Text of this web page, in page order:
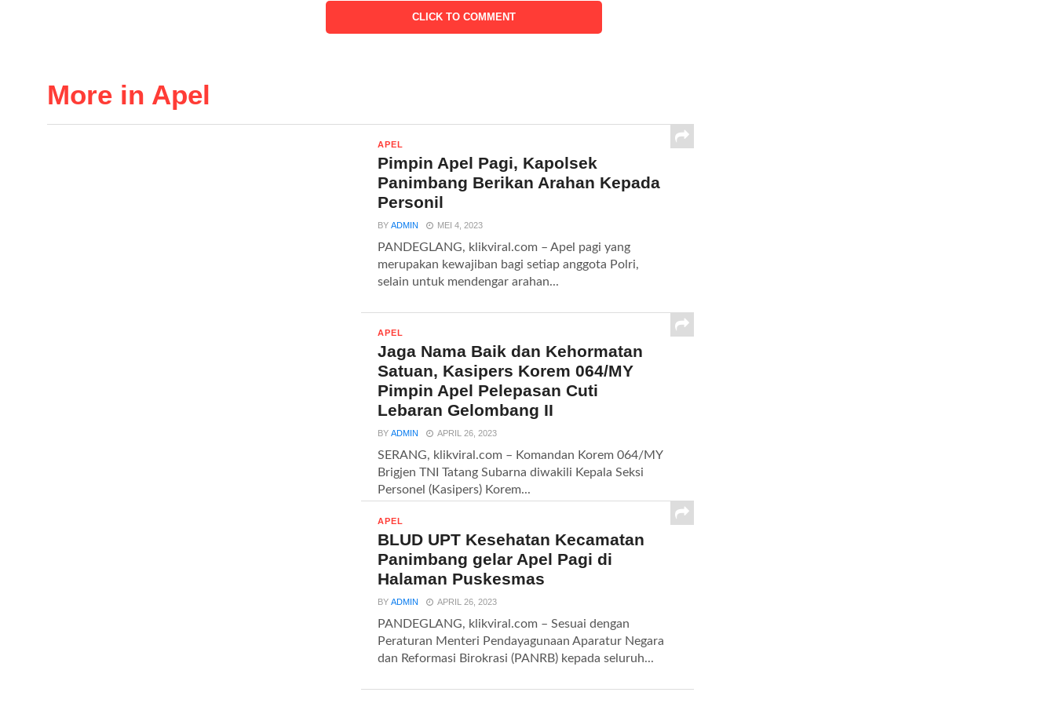
CLICK TO COMMENT
More in Apel
APEL
Pimpin Apel Pagi, Kapolsek
Panimbang Berikan Arahan Kepada
Personil
BYADMIN MEI 4, 2023
PANDEGLANG, klikviral.com – Apel pagi yang
merupakan kewajiban bagi setiap anggota Polri,
selain untuk mendengar arahan...
APEL
Jaga Nama Baik dan Kehormatan
Satuan, Kasipers Korem 064/MY
Pimpin Apel Pelepasan Cuti
Lebaran Gelombang II
BYADMIN APRIL 26, 2023
SERANG, klikviral.com – Komandan Korem 064/MY
Brigjen TNI Tatang Subarna diwakili Kepala Seksi
Personel (Kasipers) Korem...
APEL
BLUD UPT Kesehatan Kecamatan
Panimbang gelar Apel Pagi di
Halaman Puskesmas
BYADMIN APRIL 26, 2023
PANDEGLANG, klikviral.com – Sesuai dengan
Peraturan Menteri Pendayagunaan Aparatur Negara
dan Reformasi Birokrasi (PANRB) kepada seluruh...